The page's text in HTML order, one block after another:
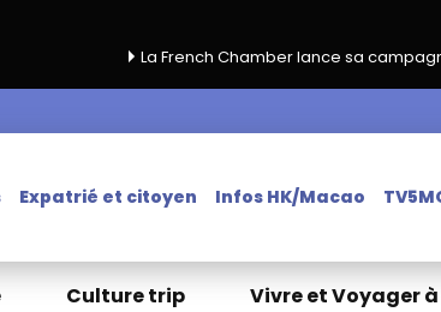
French Chamber lance sa campagne de
Expatrié et citoyen Infos HK/Macao
Culture trip Vivre et Voyager à